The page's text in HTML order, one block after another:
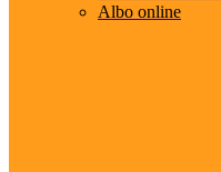
Albo online